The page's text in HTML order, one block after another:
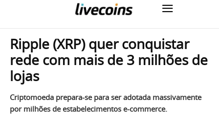
Ripple (XRP) quer conquistar
rede com mais de 3 milhões de
lojas
Criptomoeda prepara-se para ser adotada massivamente
por milhões de estabelecimentos e-commerce.